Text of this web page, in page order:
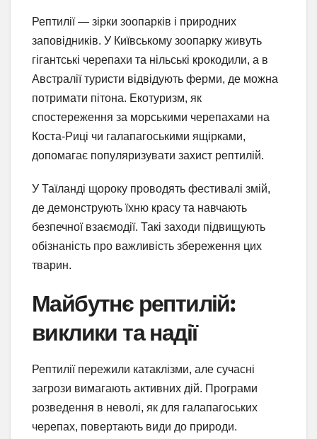
Рептилії — зірки зоопарків і природних
заповідників. У Київському зоопарку живуть
гігантські черепахи та нільські крокодили, а в
Австралії туристи відвідують ферми, де можна
потримати пітона. Екотуризм, як
спостереження за морськими черепахами на
Коста-Риці чи галапагоськими ящірками,
допомагає популяризувати захист рептилій.
У Таїланді щороку проводять фестивалі змій,
де демонструють їхню красу та навчають
безпечної взаємодії. Такі заходи підвищують
обізнаність про важливість збереження цих
тварин.
Майбутнє рептилій:
виклики та надії
Рептилії пережили катаклізми, але сучасні
загрози вимагають активних дій. Програми
розведення в неволі, як для галапагоських
черепах, повертають види до природи.